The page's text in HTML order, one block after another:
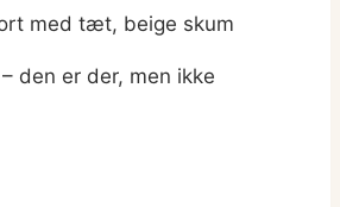
med tæt, beige skum
den er der, men ikke